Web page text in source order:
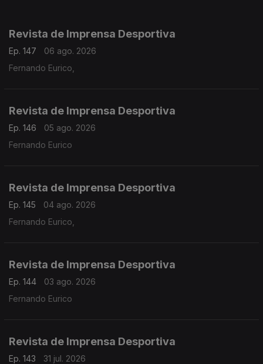
Revista de Imprensa Desportiva
Ep. 147
06 ago. 2026
Fernando Eurico,
Revista de Imprensa Desportiva
Ep. 146
05 ago. 2026
Fernando Eurico
Revista de Imprensa Desportiva
Ep. 145
04 ago. 2026
Fernando Eurico,
Revista de Imprensa Desportiva
Ep. 144
03 ago. 2026
Fernando Eurico
Revista de Imprensa Desportiva
Ep. 143
31 jul. 2026